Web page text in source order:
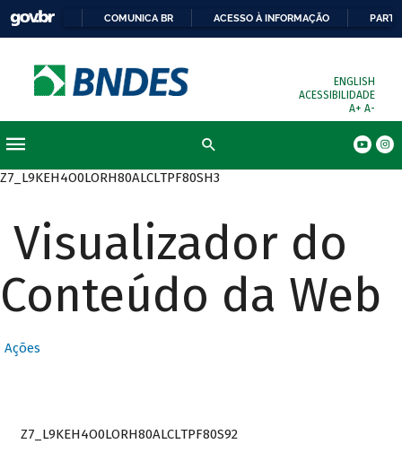
COMUNICA BR ACESSO À INFORMAÇÃO
ENGLISH
ACESSIBILIDADE
A+ A-
Z7_L9KEH4O0LORH80ALCLTPF80SH3
Visualizador do
Conteúdo da Web
Ações
Z7_L9KEH4O0LORH80ALCLTPF80S92